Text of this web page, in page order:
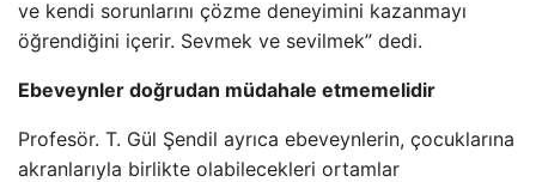
ve kendi sorunlarını çözme deneyimini kazanmayı
öğrendiğini içerir. Sevmek ve sevilmek” dedi.
Ebeveynler doğrudan müdahale etmemelidir
Profesör. T. Gül Şendil ayrıca ebeveynlerin, çocuklarına
akranlarıyla birlikte olabilecekleri ortamlar